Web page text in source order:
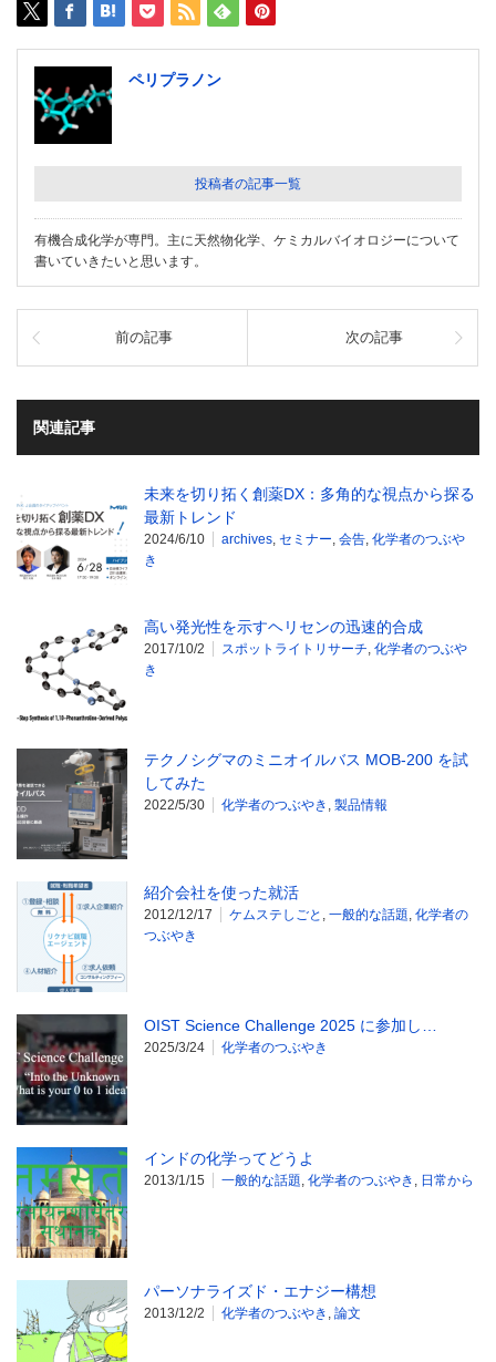
ペリプラノン
投稿者の記事一覧
有機合成化学が専門。主に天然物化学、ケミカルバイオロジーについて
書いていきたいと思います。
前の記事 次の記事
関連記事
未来を切り拓く創薬DX：多角的な視点から探る
最新トレンド
2024/6/10 archives, セミナー, 会告, 化学者のつぶや
き
高い発光性を示すヘリセンの迅速的合成
2017/10/2 スポットライトリサーチ, 化学者のつぶや
き
テクノシグマのミニオイルバス MOB-200 を試
してみた
2022/5/30 化学者のつぶやき , 製品情報
紹介会社を使った就活
2012/12/17 ケムステしごと , 一般的な話題, 化学者の
つぶやき
OIST Science Challenge 2025 に参加し…
2025/3/24 化学者のつぶやき
インドの化学ってどうよ
2013/1/15 一般的な話題, 化学者のつぶやき , 日常から
パーソナライズド・エナジー構想
2013/12/2 化学者のつぶやき , 論文